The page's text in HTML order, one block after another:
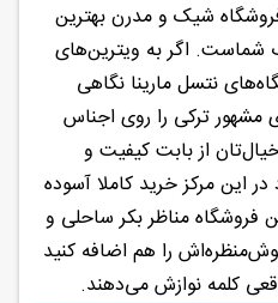
خرید نتسل مارینا با 20 فروشگاه شیک و مدرن بهترین
اگر به ویترین‌های
نتسل مارینا نگاهی
مشهور ترکی را روی اجناس
خیال‌تان از بابت کیفیت و
این مرکز خرید کاملا آسوده
مناظر بکر ساحلی و
را هم اضافه کنید
کلمه نوازش می‌دهند.